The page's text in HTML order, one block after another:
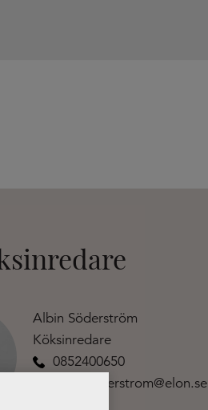
Albin Söderström
Köksinredare
0852400650
albin.soderstrom@elon.se